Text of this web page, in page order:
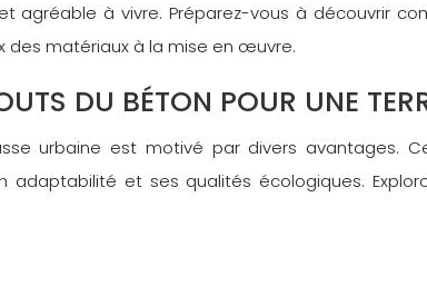
agréable à vivre. Préparez-vous à découvrir
des matériaux à la mise en œuvre.
DU BÉTON POUR UNE
urbaine est motivé par divers avantages.
adaptabilité et ses qualités écologiques.